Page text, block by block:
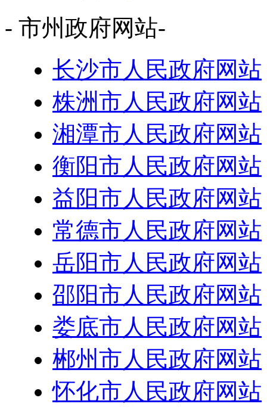
- 市州政府网站-
长沙市人民政府网站
株洲市人民政府网站
湘潭市人民政府网站
衡阳市人民政府网站
益阳市人民政府网站
常德市人民政府网站
岳阳市人民政府网站
邵阳市人民政府网站
娄底市人民政府网站
郴州市人民政府网站
怀化市人民政府网站